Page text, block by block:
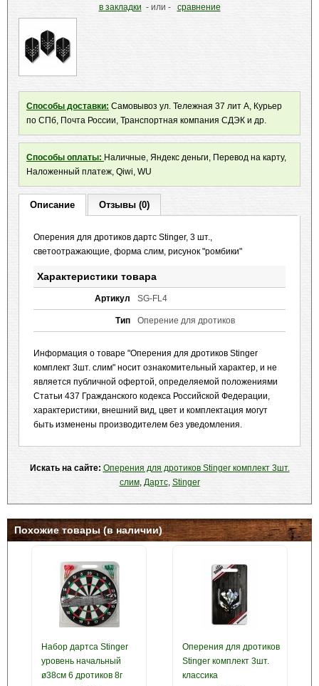
в закладки - или - сравнение
Способы доставки: Самовывоз ул. Тележная 37 лит А, Курьер
по СПб, Почта России, Транспортная компания СДЭК и др.
Способы оплаты: Наличные, Яндекс деньги, Перевод на карту,
Наложенный платеж, Qiwi, WU
Описание Отзывы (0)
Оперения для дротиков дартс Stinger, 3 шт.,
светоотражающие, форма слим, рисунок "ромбики"
Характеристики товара
Артикул SG-FL4
Тип Оперение для дротиков
Информация о товаре "Оперения для дротиков Stinger
комплект 3шт. слим" носит ознакомительный характер, и не
является публичной офертой, определяемой положениями
Статьи 437 Гражданского кодекса Российской Федерации,
характеристики, внешний вид, цвет и комплектация могут
быть изменены производителем без уведомления.
Искать на сайте: Оперения для дротиков Stinger комплект 3шт.
слим, Дартс, Stinger
Похожие товары (в наличии)
Набор дартса Stinger
уровень начальный
ø38см 6 дротиков 8г
Оперения для дротиков
Stinger комплект 3шт.
классика